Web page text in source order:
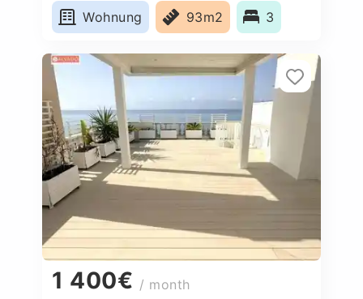
Wohnung
93m2 3
1 400€ / month